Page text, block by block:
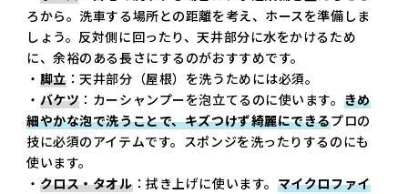
ろから。洗車する場所との距離を考え、ホースを準備しま
しょう。反対側に回ったり、天井部分に水をかけるため
に、余裕のある長さにするのがおすすめです。
・ 脚立：天井部分（屋根）を洗うためには必須。
・ バケツ ：カーシャンプーを泡立てるのに使います。 きめ
細やかな泡で洗うことで、キズつけず綺麗にできるプロの
技に必須のアイテムです。スポンジを洗ったりするのにも
使います。
・ クロス・タオル：拭き上げに使います。 マイクロファイ